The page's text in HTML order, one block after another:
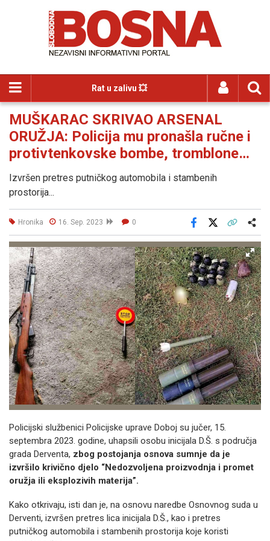
Rat u zalivu 💥
MUŠKARAC SKRIVAO ARSENAL
ORUŽJA: Policija mu pronašla ručne i
protivtenkovske bombe, tromblone…
Izvršen pretres putničkog automobila i stambenih
prostorija...
Hronika 16. Sep. 2023 0
Facebook
Policijski službenici Policijske uprave Doboj su jučer, 15.
septembra 2023. godine, uhapsili osobu inicijala D.Š. s područja
grada Derventa, zbog postojanja osnova sumnje da je
izvršilo krivično djelo “Nedozvoljena proizvodnja i promet
oružja ili eksplozivih materija”.
Kako otkrivaju, isti dan je, na osnovu naredbe Osnovnog suda u
Derventi, izvršen pretres lica inicijala D.Š., kao i pretres
putničkog automobila i stambenih prostorija koje koristi